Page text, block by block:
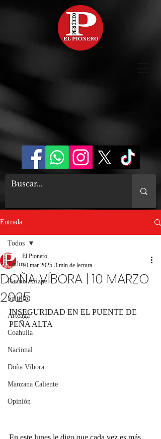
Entrada
Todos
Ramos Arizpe
Saltillo
Arteaga
Coahuila
Nacional
Doña Víbora
Manzana Caliente
Opinión
Todos
DOÑA VÍBORA | 10 MARZO
2025
El Pionero
10 mar 2025 3 min de lectura
INSEGURIDAD EN EL PUENTE DE
PEÑA ALTA